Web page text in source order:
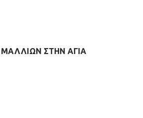
ΣΤΗΝ ΑΓΙΑ